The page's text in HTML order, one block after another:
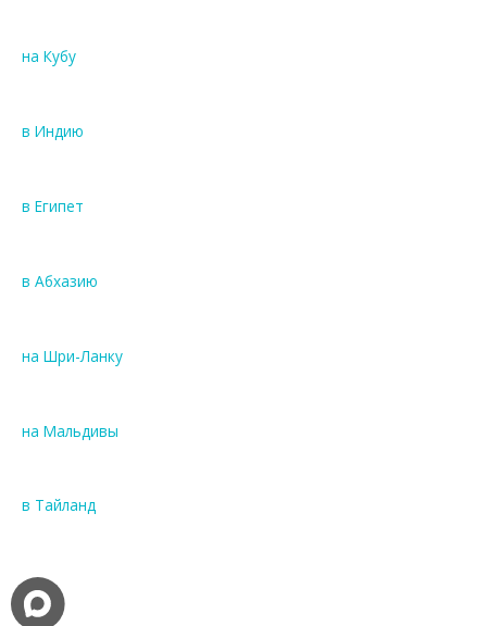
на Кубу
в Индию
в Египет
в Абхазию
на Шри-Ланку
на Мальдивы
в Тайланд